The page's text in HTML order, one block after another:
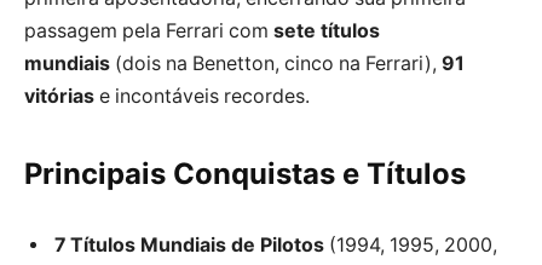
passagem pela Ferrari com sete títulos
mundiais (dois na Benetton, cinco na Ferrari), 91
vitórias e incontáveis recordes.
Principais Conquistas e Títulos
7 Títulos Mundiais de Pilotos (1994, 1995, 2000,